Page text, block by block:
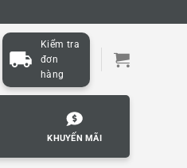
Kiểm tra
đơn
hàng
KHUYẾN MÃI